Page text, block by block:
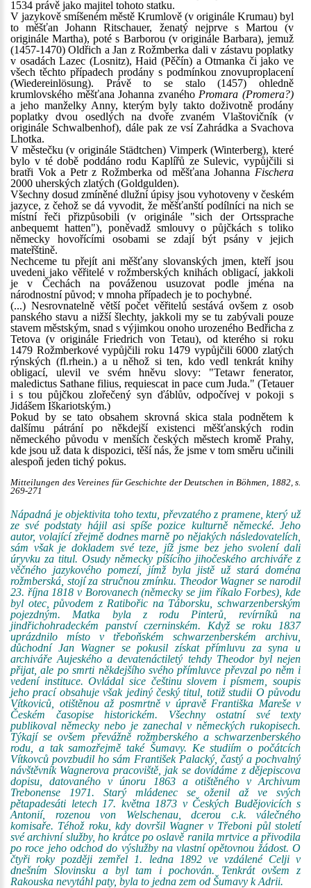
1534 právě jako majitel tohoto statku.
V jazykově smíšeném městě Krumlově (v originále Krumau) byl
to měšťan Johann Ritschauer, ženatý nejprve s Martou (v
originále Martha), poté s Barborou (v originále Barbara), jemuž
(1457-1470) Oldřich a Jan z Rožmberka dali v zástavu poplatky
v osadách Lazec (Losnitz), Haid (Pěčín) a Otmanka či jako ve
všech těchto případech prodány s podmínkou znovuproplacení
(Wiedereinlösung). Právě to se stalo (1457) ohledně
krumlovského měšťana Johanna zvaného Promara (Promera?)
a jeho manželky Anny, kterým byly takto doživotně prodány
poplatky dvou osedlých na dvoře zvaném Vlaštovičník (v
originále Schwalbenhof), dále pak ze vsí Zahrádka a Svachova
Lhotka.
V městečku (v originále Städtchen) Vimperk (Winterberg), které
bylo v té době poddáno rodu Kaplířů ze Sulevic, vypůjčili si
bratři Vok a Petr z Rožmberka od měšťana Johanna Fischera
2000 uherských zlatých (Goldgulden).
Všechny dosud zmíněné dlužní úpisy jsou vyhotoveny v českém
jazyce, z čehož se dá vyvodit, že měšťanští podílníci na nich se
místní řeči přizpůsobili (v originále "sich der Ortssprache
anbequemt hatten"), poněvadž smlouvy o půjčkách s toliko
německy hovořícími osobami se zdají být psány v jejich
mateřštině.
Nechceme tu přejít ani měšťany slovanských jmen, kteří jsou
uvedeni jako věřitelé v rožmberských knihách obligací, jakkoli
je v Čechách na pováženou usuzovat podle jména na
národnostní původ; v mnoha případech je to pochybné.
(...) Nesrovnatelně větší počet věřitelů sestává ovšem z osob
panského stavu a nižší šlechty, jakkoli my se tu zabývali pouze
stavem městským, snad s výjimkou onoho urozeného Bedřicha z
Tetova (v originále Friedrich von Tetau), od kterého si roku
1479 Rožmberkové vypůjčili roku 1479 vypůjčili 6000 zlatých
rýnských (fl.rhein.) a u něhož si ten, kdo vedl tenkrát knihy
obligací, ulevil ve svém hněvu slovy: "Tetawr fenerator,
maledictus Sathane filius, requiescat in pace cum Juda." (Tetauer
i s tou půjčkou zlořečený syn ďáblův, odpočívej v pokoji s
Jidášem Iškariotským.)
Pokud by se tato obsahem skrovná skica stala podnětem k
dalšímu pátrání po někdejší existenci měšťanských rodin
německého původu v menších českých městech kromě Prahy,
kde jsou už data k dispozici, těší nás, že jsme v tom směru učinili
alespoň jeden tichý pokus.
Mitteilungen des Vereines für Geschichte der Deutschen in Böhmen, 1882, s.
269-271
Nápadná je objektivita toho textu, převzatého z pramene, který už
ze své podstaty hájil asi spíše pozice kulturně německé. Jeho
autor, volající zřejmě dodnes marně po nějakých následovatelích,
sám však je dokladem své teze, jíž jsme bez jeho svolení dali
úryvku za titul. Osudy německy píšícího jihočeského archiváře z
věčného jazykového pomezí, jímž byla jistě už stará doména
rožmberská, stojí za stručnou zmínku. Theodor Wagner se narodil
23. října 1818 v Borovanech (německy se jim říkalo Forbes), kde
byl otec, původem z Ratibořic na Táborsku, schwarzenberským
pojezdným. Matka byla z rodu Pinterů, revírníků na
jindřichohradeckém panství czerninském. Když se roku 1837
uprázdnilo místo v třeboňském schwarzenberském archivu,
důchodní Jan Wagner se pokusil získat přímluvu za syna u
archiváře Aujeského a devatenáctiletý tehdy Theodor byl nejen
přijat, ale po smrti někdejšího svého přímluvce převzal po něm i
vedení instituce. Ovládal sice češtinu slovem i písmem, soupis
jeho prací obsahuje však jediný český titul, totiž studii O původu
Vítkoviců, otištěnou až posmrtně v úpravě Františka Mareše v
Českém časopise historickém. Všechny ostatní své texty
publikoval německy nebo je zanechal v německých rukopisech.
Týkají se ovšem převážně rožmberského a schwarzenberského
rodu, a tak samozřejmě také Šumavy. Ke studiím o počátcích
Vítkovců povzbudil ho sám František Palacký, častý a pochvalný
návštěvník Wagnerova pracoviště, jak se dovídáme z dějepiscova
dopisu, datovaného v únoru 1863 a otištěného v Archivum
Trebonense 1971. Starý mládenec se oženil až ve svých
pětapadesáti letech 17. května 1873 v Českých Budějovicích s
Antonií, rozenou von Welschenau, dcerou c.k. válečného
komisaře. Téhož roku, kdy dovršil Wagner v Třeboni půl století
své archivní služby, ho krátce po oslavě ranila mrtvice a přivodila
po roce jeho odchod do výslužby na vlastní opětovnou žádost. O
čtyři roky později zemřel 1. ledna 1892 ve vzdálené Celji v
dnešním Slovinsku a byl tam i pochován. Tenkrát ovšem z
Rakouska nevytáhl paty, byla to jedna zem od Šumavy k Adrii.